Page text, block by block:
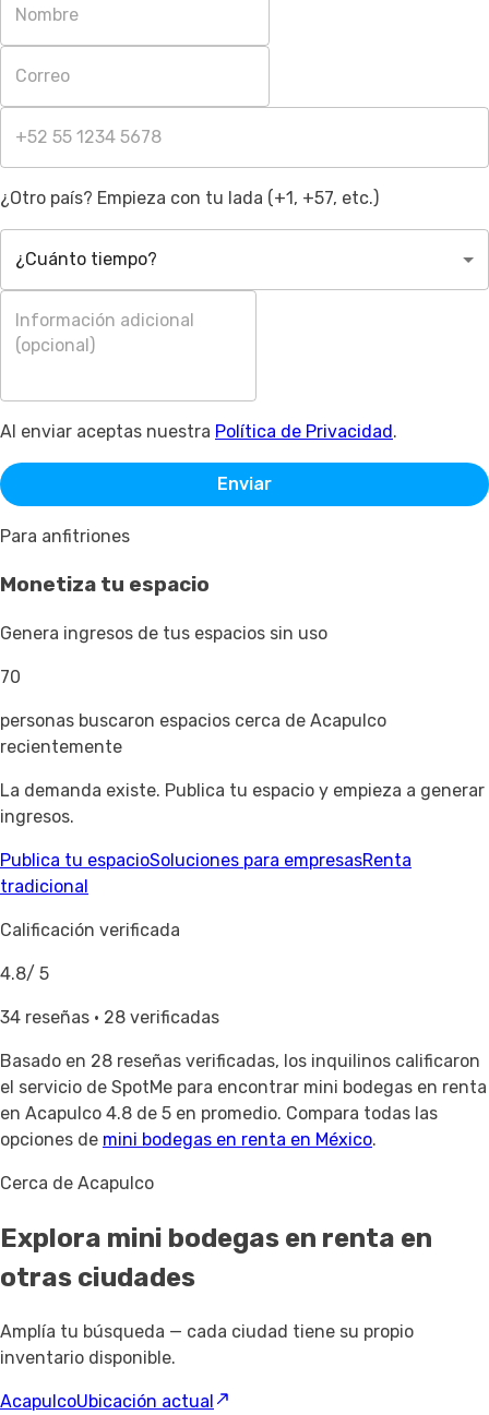
¿Otro país? Empieza con tu lada (+1, +57, etc.)
¿Cuánto tiempo?
Al enviar aceptas nuestra Política de Privacidad.
Enviar
Para anfitriones
Monetiza tu espacio
Genera ingresos de tus espacios sin uso
70
personas buscaron espacios cerca de Acapulco
recientemente
La demanda existe. Publica tu espacio y empieza a generar
ingresos.
Publica tu espacioSoluciones para empresasRenta
tradicional
Calificación verificada
4.8/ 5
34 reseñas · 28 verificadas
Basado en 28 reseñas verificadas, los inquilinos calificaron
el servicio de SpotMe para encontrar mini bodegas en renta
en Acapulco 4.8 de 5 en promedio. Compara todas las
opciones de mini bodegas en renta en México.
Cerca de Acapulco
Explora mini bodegas en renta en
otras ciudades
Amplía tu búsqueda — cada ciudad tiene su propio
inventario disponible.
AcapulcoUbicación actual